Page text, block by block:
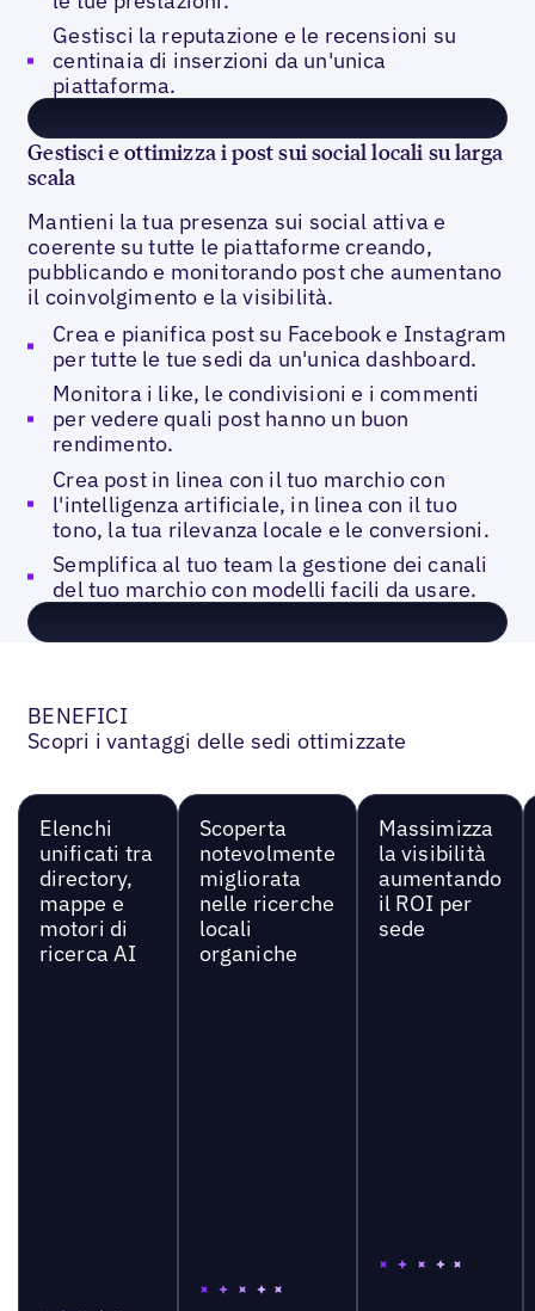
Gestisci la reputazione e le recensioni su
centinaia di inserzioni da un'unica
piattaforma.
Gestisci e ottimizza i post sui social locali su larga
scala
Mantieni la tua presenza sui social attiva e
coerente su tutte le piattaforme creando,
pubblicando e monitorando post che aumentano
il coinvolgimento e la visibilità.
Crea e pianifica post su Facebook e Instagram
per tutte le tue sedi da un'unica dashboard.
Monitora i like, le condivisioni e i commenti
per vedere quali post hanno un buon
rendimento.
Crea post in linea con il tuo marchio con
l'intelligenza artificiale, in linea con il tuo
tono, la tua rilevanza locale e le conversioni.
Semplifica al tuo team la gestione dei canali
del tuo marchio con modelli facili da usare.
BENEFICI
Scopri i vantaggi delle sedi ottimizzate
Elenchi
unificati tra
directory,
mappe e
motori di
ricerca AI
Scoperta
notevolmente
migliorata
nelle ricerche
locali
organiche
Massimizza
la visibilità
aumentando
il ROI per
sede